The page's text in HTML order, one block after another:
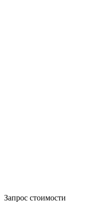
Запрос стоимости